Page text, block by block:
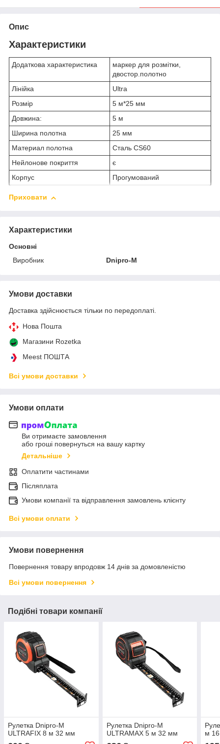
Опис
Характеристики
Додаткова характеристика
маркер для розмітки,
двостор.полотно
Лінійка
Ultra
Розмір
5 м*25 мм
Довжина:
5 м
Ширина полотна
25 мм
Материал полотна
Сталь CS60
Нейлонове покриття
є
Корпус
Прогумований
Приховати
Характеристики
Основні
Виробник
Dnipro-M
Умови доставки
Доставка здійснюється тільки по передоплаті.
Нова Пошта
Магазини Rozetka
Meest ПОШТА
Всі умови доставки
Умови оплати
Ви отримаєте замовлення
або гроші повернуться на вашу картку
Детальніше
Оплатити частинами
Післяплата
Умови компанії та відправлення замовлень клієнту
Всі умови оплати
Умови повернення
Повернення товару впродовж 14 днів за домовленістю
Всі умови повернення
Подібні товари компанії
Рулетка Dnipro-M
ULTRAFIX 8 м 32 мм
Рулетка Dnipro-M
ULTRAMAX 5 м 32 мм
м